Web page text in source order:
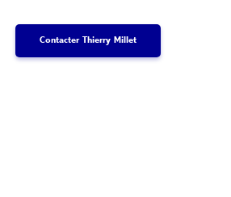
Contacter Thierry Millet